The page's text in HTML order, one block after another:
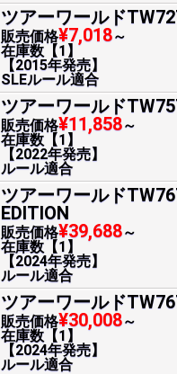
ツアーワールド
販売価格¥7,018～
在庫数【1】
【2015年発売】
SLEルール適合
ツアーワールド
販売価格¥11,858～
在庫数【1】
【2022年発売】
ルール適合
ツアーワールド
EDITION
販売価格¥39,688～
在庫数【1】
【2024年発売】
ルール適合
ツアーワールド
販売価格¥30,008～
在庫数【1】
【2024年発売】
ルール適合